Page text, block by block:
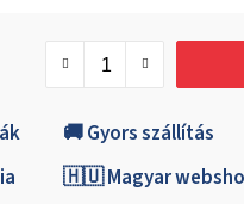
🚚 Gyors szállítás
🇭🇺 Magyar